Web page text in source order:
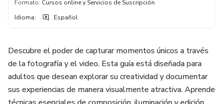
Formato: Cursos online y Servicios de Suscripción
Idioma: Español
Descubre el poder de capturar momentos únicos a través
de la fotografía y el video. Esta guía está diseñada para
adultos que desean explorar su creatividad y documentar
sus experiencias de manera visualmente atractiva. Aprende